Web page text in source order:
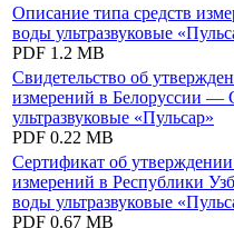
Описание типа средств
воды ультразвуковые
PDF 1.2 MB
Свидетельство об
измерений в Белоруссии —
ультразвуковые «Пульсар»
PDF 0.22 MB
Сертификат об утверждении
измерений в Республики
воды ультразвуковые
PDF 0.67 MB